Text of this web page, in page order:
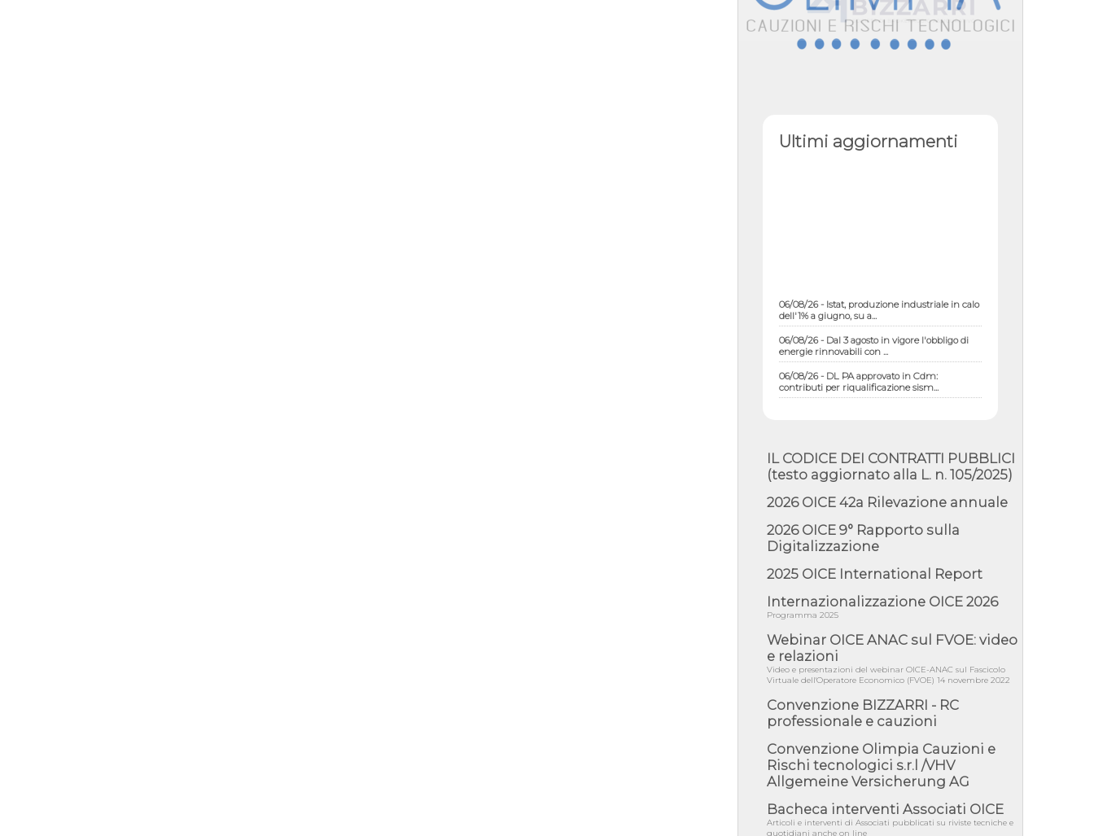
Ultimi aggiornamenti
dell'1% a giugno, su a...
energie rinnovabili con ...
contributi per riqualificazione sism...
05/08/26 - DL Infrastrutture e PNRR è legge:
approvata oggi la fiducia...
05/08/26 - Focus OICE sul DDL di riforma
della responsabilità amminist...
05/08/26 - Anac: pubblicata la Relazione
illustrativa al Bando tipo 2 s...
05/08/26 - SAVE THE DATE: Assemblea
Pubblica Confindustria Professioni ...
05/08/26 - Successo OICE per il bando della
05/08/26 - Lettera OICE per il bando della
Giunta Regionale della Campa...
elenchi professionisti per ...
04/08/26 - International Sustainable
04/08/26 - CdS, project financing: progetto di
fattibilità da impugnar...
2026: procedimenti penali per ...
04/08/26 - CdS: partecipazione alla gara non
IL CODICE DEI CONTRATTI PUBBLICI
(testo aggiornato alla L. n. 105/2025)
2026 OICE 42a Rilevazione annuale
2026 OICE 9° Rapporto sulla
Digitalizzazione
2025 OICE International Report
Internazionalizzazione OICE 2026
Programma 2025
Webinar OICE ANAC sul FVOE: video
e relazioni
Video e presentazioni del webinar OICE-ANAC sul Fascicolo
Virtuale dell'Operatore Economico (FVOE) 14 novembre 2022
Convenzione BIZZARRI - RC
professionale e cauzioni
Convenzione Olimpia Cauzioni e
Rischi tecnologici s.r.l /VHV
Allgemeine Versicherung AG
Bacheca interventi Associati OICE
Articoli e interventi di Associati pubblicati su riviste tecniche e
quotidiani anche on line